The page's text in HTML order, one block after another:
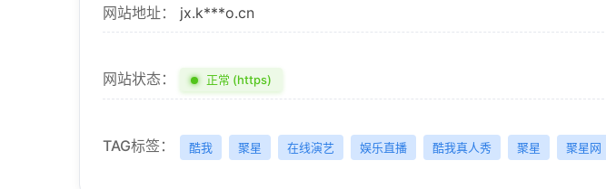
网站地址： jx.k***o.cn
网站状态： 正常 (https)
TAG标签： 酷我 聚星 在线演艺 娱乐直播 酷我真人秀 聚星 聚星网